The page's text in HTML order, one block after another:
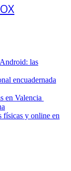
las
encuadernada
en Valencia
físicas y online en